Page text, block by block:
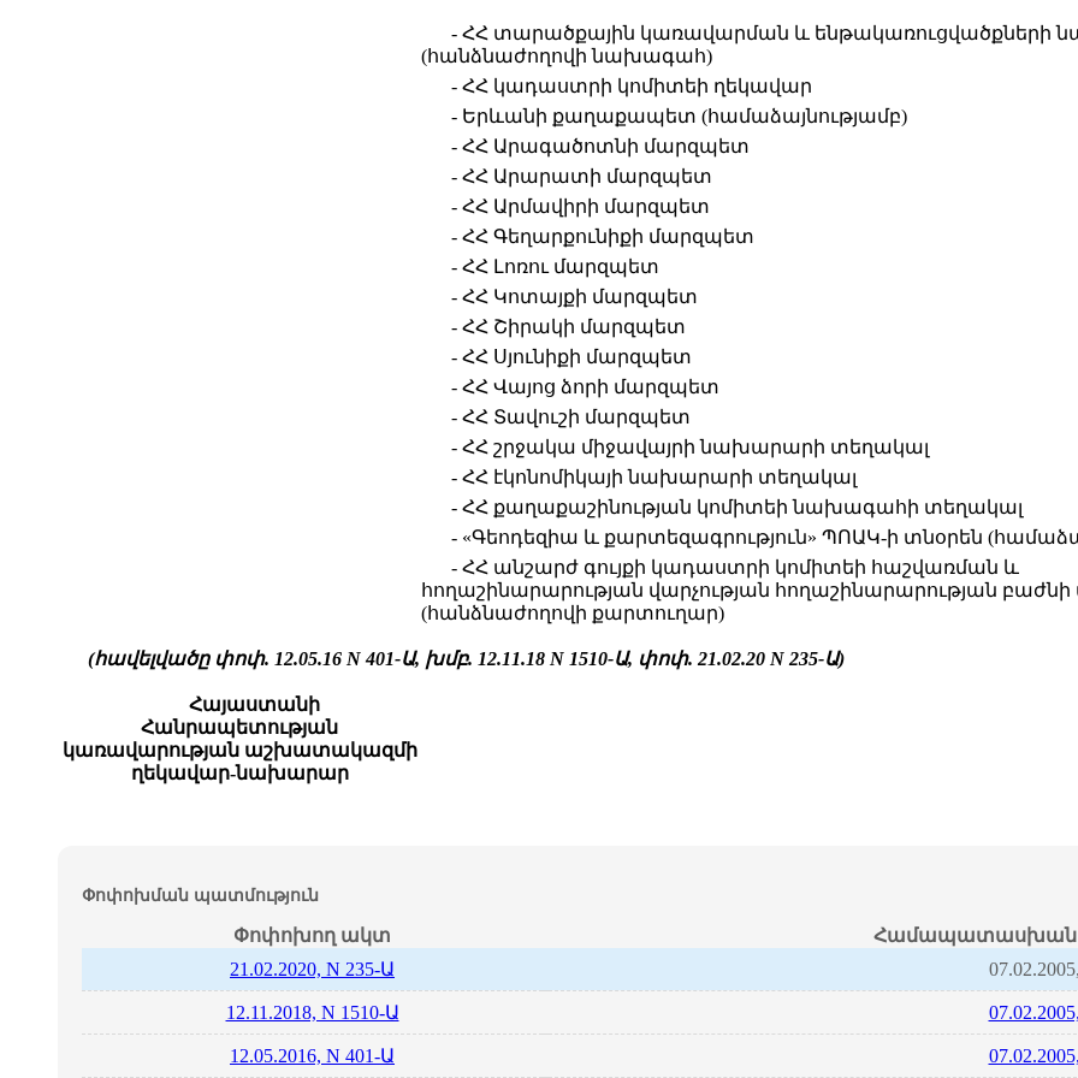
- ՀՀ տարածքային կառավարման և ենթակառուցվածքների
(հանձնաժողովի նախագահ)
- ՀՀ կադաստրի կոմիտեի ղեկավար
- Երևանի քաղաքապետ (համաձայնությամբ)
- ՀՀ Արագածոտնի մարզպետ
- ՀՀ Արարատի մարզպետ
- ՀՀ Արմավիրի մարզպետ
- ՀՀ Գեղարքունիքի մարզպետ
- ՀՀ Լոռու մարզպետ
- ՀՀ Կոտայքի մարզպետ
- ՀՀ Շիրակի մարզպետ
- ՀՀ Սյունիքի մարզպետ
- ՀՀ Վայոց ձորի մարզպետ
- ՀՀ Տավուշի մարզպետ
- ՀՀ շրջակա միջավայրի նախարարի տեղակալ
- ՀՀ էկոնոմիկայի նախարարի տեղակալ
- ՀՀ քաղաքաշինության կոմիտեի նախագահի տեղակալ
- «Գեոդեզիա և քարտեզագրություն» ՊՈԱԿ-ի տնօրեն
- ՀՀ անշարժ գույքի կադաստրի կոմիտեի հաշվառման և
հողաշինարարության վարչության հողաշինարարության
(հանձնաժողովի քարտուղար)
(հավելվածը փոփ. 12.05.16 N 401-Ա, խմբ. 12.11.18 N 1510-Ա, փոփ. 21.02.20 N 235-Ա)
Հայաստանի
Հանրապետության
կառավարության աշխատակազմի
ղեկավար-նախարար
Փոփոխման պատմություն
Փոփոխող ակտ
Համապատասխան
21.02.2020, N 235-Ա
12.11.2018, N 1510-Ա
12.05.2016, N 401-Ա